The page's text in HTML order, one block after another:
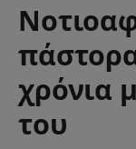
χρόνια
του